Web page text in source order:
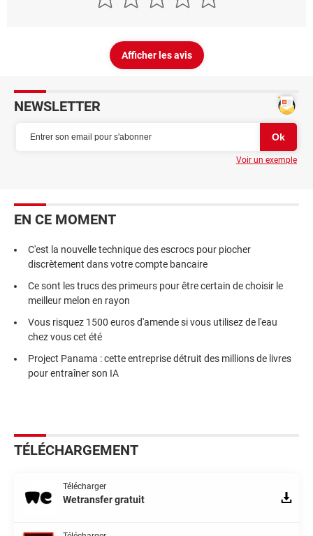
Afficher les avis
NEWSLETTER
Voir un exemple
EN CE MOMENT
C'est la nouvelle technique des escrocs pour piocher
discrètement dans votre compte bancaire
Ce sont les trucs des primeurs pour être certain de choisir le
meilleur melon en rayon
Vous risquez 1500 euros d'amende si vous utilisez de l'eau
chez vous cet été
Project Panama : cette entreprise détruit des millions de livres
pour entraîner son IA
TÉLÉCHARGEMENT
Télécharger
Wetransfer gratuit